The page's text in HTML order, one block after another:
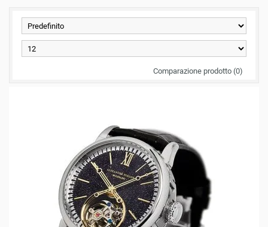
Comparazione prodotto (0)